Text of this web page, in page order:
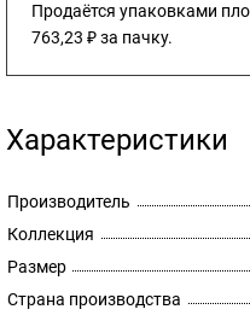
Продаётся упаковками
763,23 ₽ за пачку.
Характеристики
Производитель
Коллекция
Размер
Страна производства